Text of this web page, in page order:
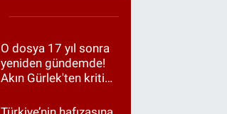
O dosya 17 yıl sonra
yeniden gündemde!
Akın Gürlek'ten kritik